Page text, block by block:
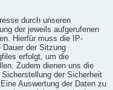
durch unseren
der jeweils aufgerufenen
Hierfür muss die IP-
der Sitzung
erfolgt, um die
Zudem dienen uns die
der Sicherheit
Auswertung der Daten zu